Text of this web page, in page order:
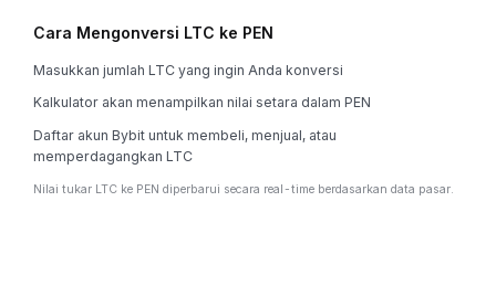
Cara Mengonversi LTC ke PEN
Masukkan jumlah LTC yang ingin Anda konversi
Kalkulator akan menampilkan nilai setara dalam PEN
Daftar akun Bybit untuk membeli, menjual, atau
memperdagangkan LTC
Nilai tukar LTC ke PEN diperbarui secara real-time berdasarkan data pasar.